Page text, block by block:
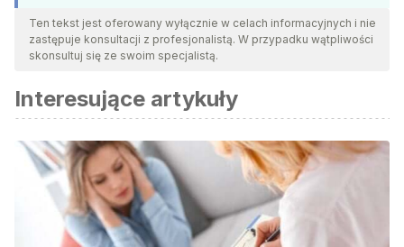
Ten tekst jest oferowany wyłącznie w celach informacyjnych i nie
zastępuje konsultacji z profesjonalistą. W przypadku wątpliwości
skonsultuj się ze swoim specjalistą.
Interesujące artykuły